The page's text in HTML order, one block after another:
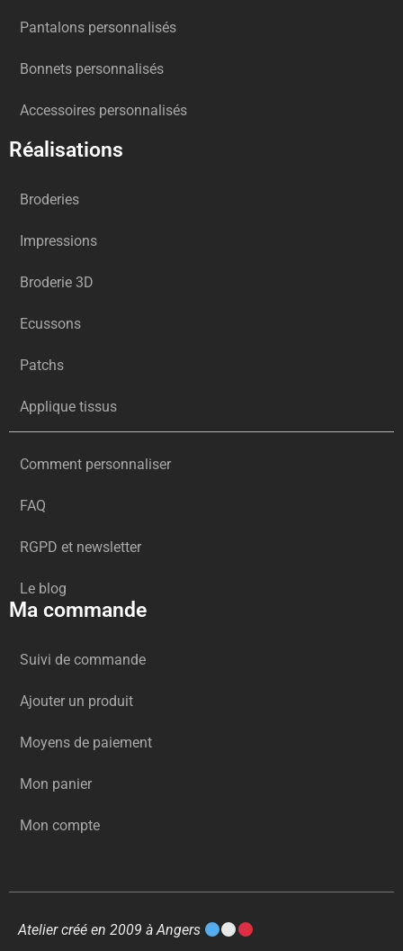
Pantalons personnalisés
Bonnets personnalisés
Accessoires personnalisés
Réalisations
Broderies
Impressions
Broderie 3D
Ecussons
Patchs
Applique tissus
Comment personnaliser
FAQ
RGPD et newsletter
Le blog
Ma commande
Suivi de commande
Ajouter un produit
Moyens de paiement
Mon panier
Mon compte
Atelier créé en 2009 à Angers